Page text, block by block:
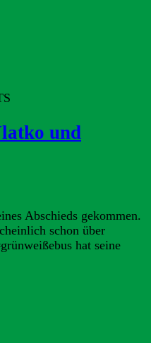
und
Abschieds gekommen.
schon über
hat seine